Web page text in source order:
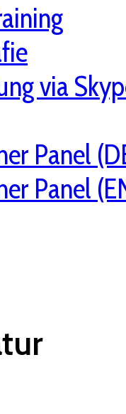
via
Panel
Panel